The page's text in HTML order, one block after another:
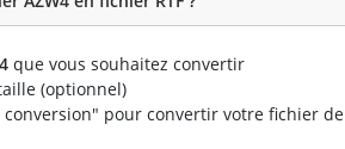
que vous souhaitez convertir
(optionnel)
pour convertir votre fichier de